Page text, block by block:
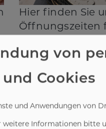
Hier finden Sie
Öffnungszeiten
Überblick.
Montag-Freitag:
von
Cookies
und Anwendungen von
weitere Informationen bitte